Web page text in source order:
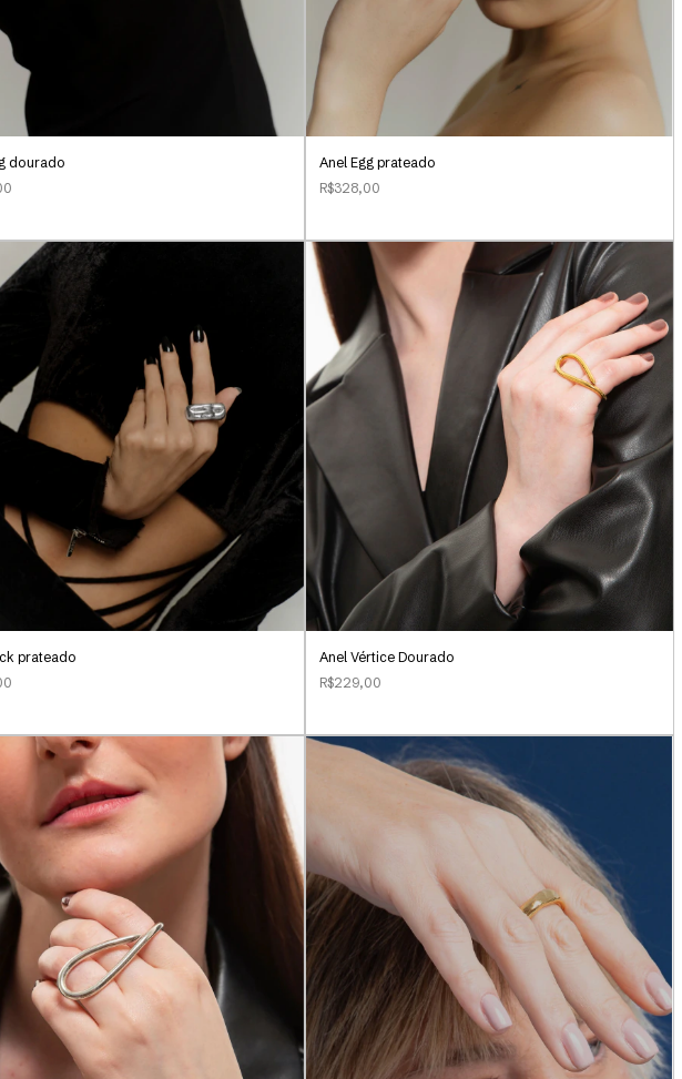
dourado
Anel Egg prateado
R$328,00
prateado
Anel Vértice Dourado
R$229,00